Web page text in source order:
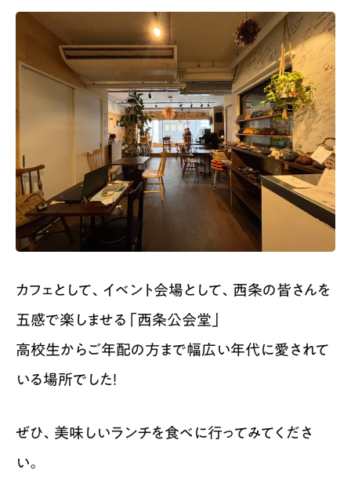
カフェとして、イベント会場として、西条の皆さんを
五感で楽しませる「西条公会堂」
高校生からご年配の方まで幅広い年代に愛されて
いる場所でした！
ぜひ、美味しいランチを食べに行ってみてくださ
い。